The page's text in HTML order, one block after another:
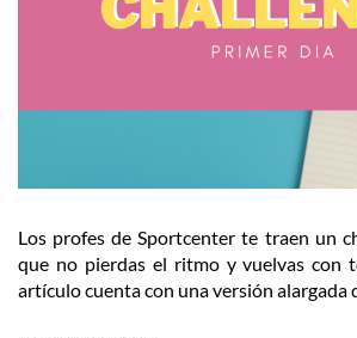
Los profes de Sportcenter te traen un
que no pierdas el ritmo y vuelvas con
artículo cuenta con una versión alargada